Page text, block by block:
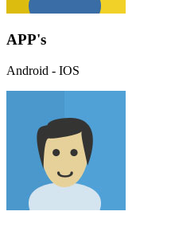
APP's
Android - IOS